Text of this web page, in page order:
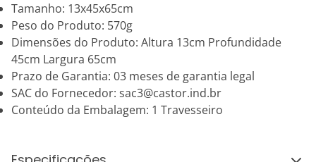
Tamanho: 13x45x65cm
Peso do Produto: 570g
Dimensões do Produto: Altura 13cm Profundidade
45cm Largura 65cm
Prazo de Garantia: 03 meses de garantia legal
SAC do Fornecedor: sac3@castor.ind.br
Conteúdo da Embalagem: 1 Travesseiro